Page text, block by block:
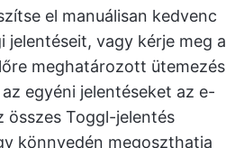
el manuálisan kedvenc
jelentéseit, vagy kérje meg a
meghatározott ütemezés
egyéni jelentéseket az e-
összes Toggl-jelentés
könnyedén megoszthatja